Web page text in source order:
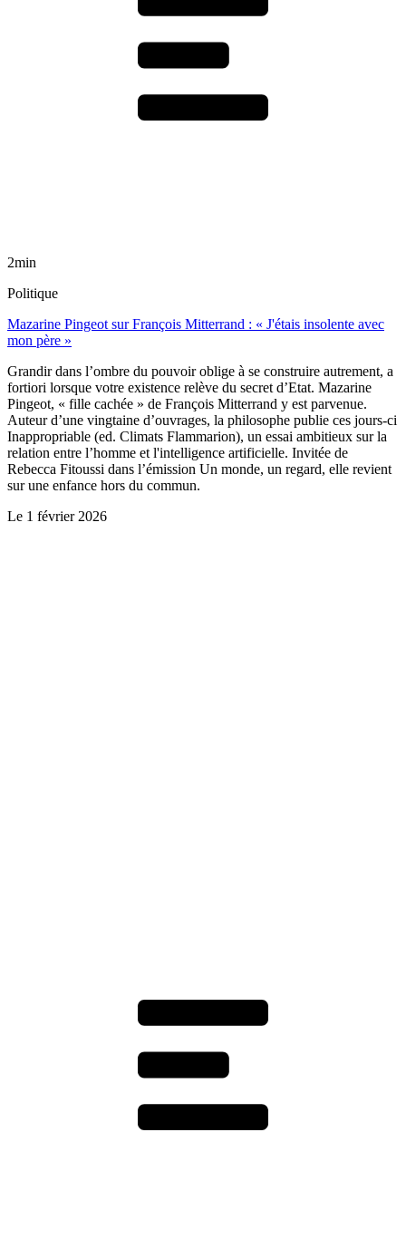
2min
Politique
Mazarine Pingeot sur François Mitterrand : « J'étais insolente avec
mon père »
Grandir dans l’ombre du pouvoir oblige à se construire autrement, a
fortiori lorsque votre existence relève du secret d’Etat. Mazarine
Pingeot, « fille cachée » de François Mitterrand y est parvenue.
Auteur d’une vingtaine d’ouvrages, la philosophe publie ces jours-ci
Inappropriable (ed. Climats Flammarion), un essai ambitieux sur la
relation entre l’homme et l'intelligence artificielle. Invitée de
Rebecca Fitoussi dans l’émission Un monde, un regard, elle revient
sur une enfance hors du commun.
Le 1 février 2026